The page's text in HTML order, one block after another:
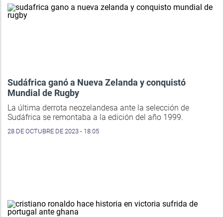
Sudáfrica ganó a Nueva Zelanda y conquistó
Mundial de Rugby
La última derrota neozelandesa ante la selección de
Sudáfrica se remontaba a la edición del año 1999.
28 DE OCTUBRE DE 2023 - 18:05